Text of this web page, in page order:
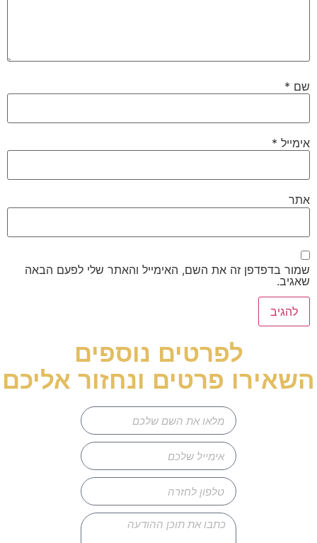
שם *
אימייל *
אתר
שמור בדפדפן זה את השם, האימייל והאתר שלי לפעם הבאה
שאגיב.
לפרטים נוספים
השאירו פרטים ונחזור אליכם